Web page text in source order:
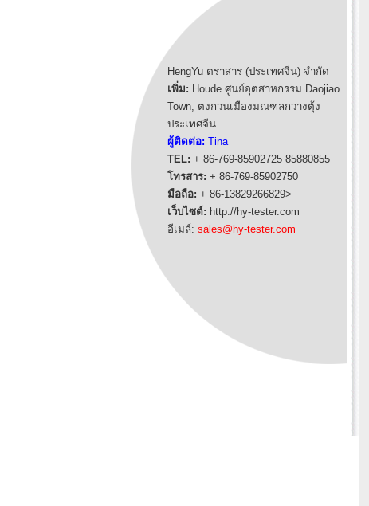
HengYu ตราสาร (ประเทศจีน) จำกัด
เพิ่ม: Houde ศูนย์อุตสาหกรรม Daojiao
Town, ตงกวนเมืองมณฑลกวางตุ้ง
ประเทศจีน
ผู้ติดต่อ: Tina
TEL: + 86-769-85902725 85880855
โทรสาร: + 86-769-85902750
มือถือ: + 86-13829266829>
เว็บไซต์: http://hy-tester.com
อีเมล์: sales@hy-tester.com